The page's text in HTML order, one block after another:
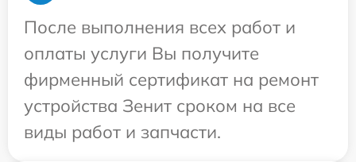
После выполнения всех работ и
оплаты услуги Вы получите
фирменный сертификат на ремонт
устройства Зенит сроком на все
виды работ и запчасти.